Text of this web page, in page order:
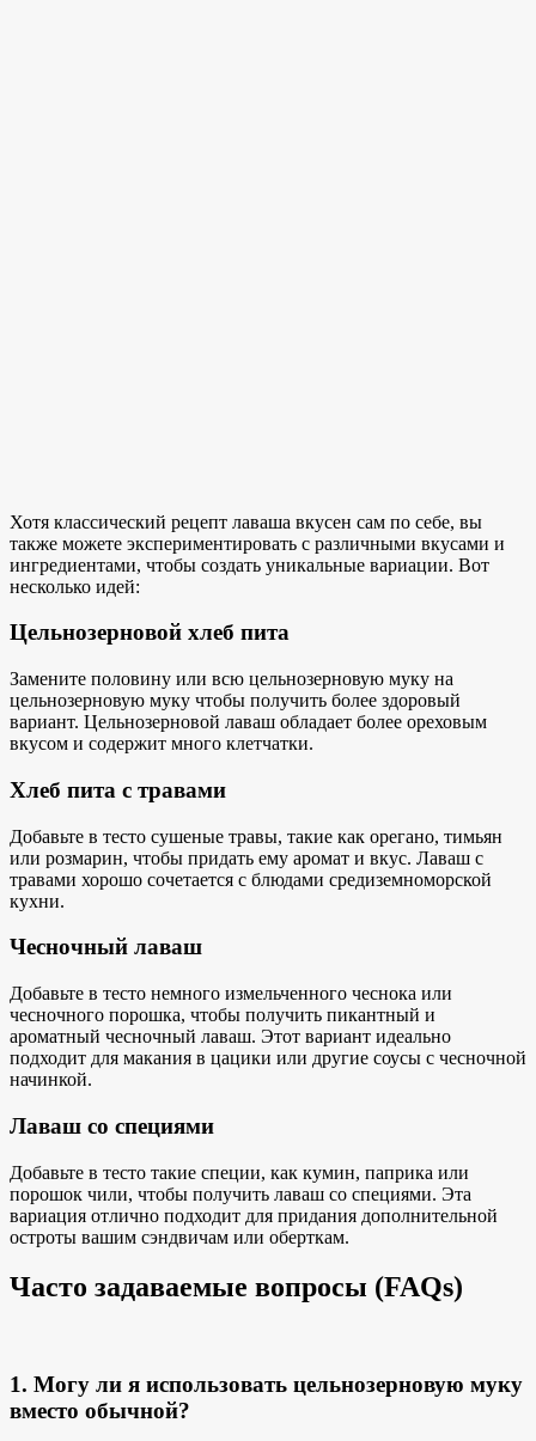
Хотя классический рецепт лаваша вкусен сам по себе, вы
также можете экспериментировать с различными вкусами и
ингредиентами, чтобы создать уникальные вариации. Вот
несколько идей:
Цельнозерновой хлеб пита
Замените половину или всю цельнозерновую муку на
цельнозерновую муку чтобы получить более здоровый
вариант. Цельнозерновой лаваш обладает более ореховым
вкусом и содержит много клетчатки.
Хлеб пита с травами
Добавьте в тесто сушеные травы, такие как орегано, тимьян
или розмарин, чтобы придать ему аромат и вкус. Лаваш с
травами хорошо сочетается с блюдами средиземноморской
кухни.
Чесночный лаваш
Добавьте в тесто немного измельченного чеснока или
чесночного порошка, чтобы получить пикантный и
ароматный чесночный лаваш. Этот вариант идеально
подходит для макания в цацики или другие соусы с чесночной
начинкой.
Лаваш со специями
Добавьте в тесто такие специи, как кумин, паприка или
порошок чили, чтобы получить лаваш со специями. Эта
вариация отлично подходит для придания дополнительной
остроты вашим сэндвичам или оберткам.
Часто задаваемые вопросы (FAQs)
1. Могу ли я использовать цельнозерновую муку
вместо обычной?